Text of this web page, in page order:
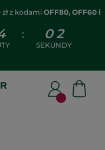
z kodamiOFF80, OFF60 i
: 0 2
SEKUNDY